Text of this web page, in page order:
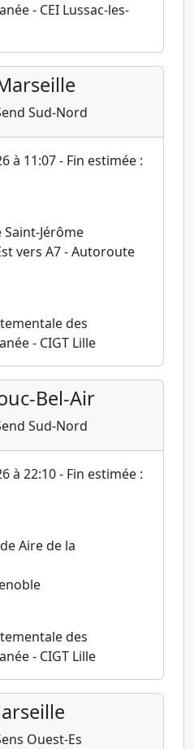
- CEI Lussac-les-
Sud-Nord
à 11:07 - Fin estimée :
Jérôme
vers A7 - Autoroute
des
- CIGT Lille
Bel-Air
Sud-Nord
à 22:10 - Fin estimée :
Aire de la
des
- CIGT Lille
Ouest-Es